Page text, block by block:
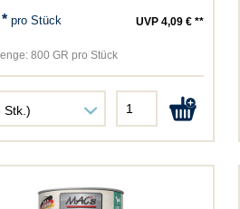
Cats Best
Catsan
Cesar
Chewies
Chipsi
Country's Best
pro Stück UVP 4,09 € **
800 GR pro Stück